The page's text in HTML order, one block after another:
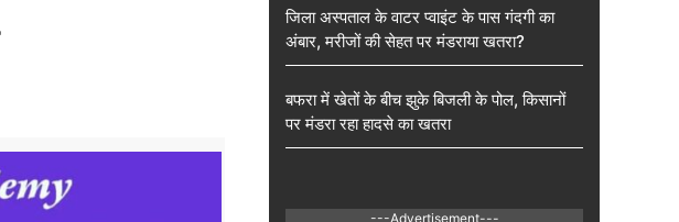
जिला अस्पताल के वाटर प्वाइंट के पास गंदगी का
अंबार, मरीजों की सेहत पर मंडराया खतरा?
बफरा में खेतों के बीच झुके बिजली के पोल, किसानों
पर मंडरा रहा हादसे का खतरा
---Advertisement---